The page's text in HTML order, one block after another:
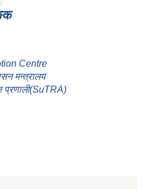
Centre
मन्त्रालय
प्रणाली(SuTRA)